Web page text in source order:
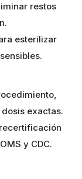
restos
esterilizar
exactas.
y CDC.